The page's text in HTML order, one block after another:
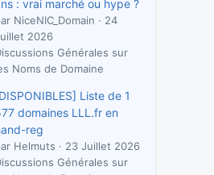
: vrai marché ou hype ?
NiceNIC_Domain
24
2026
Générales sur
Noms de Domaine
Liste de 1
domaines LLL.fr en
reg
Helmuts
23 Juillet 2026
Générales sur